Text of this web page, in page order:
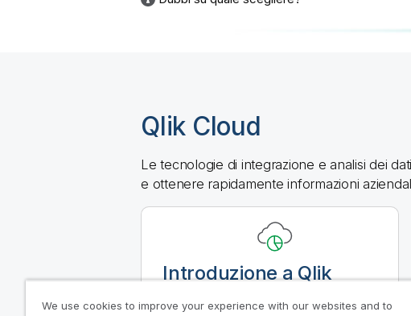
Qlik Cloud
Le tecnologie di integrazione e analisi dei
e ottenere rapidamente informazioni
Introduzione aQlik
Cloud
We use cookies to improve your experience with our websites and to